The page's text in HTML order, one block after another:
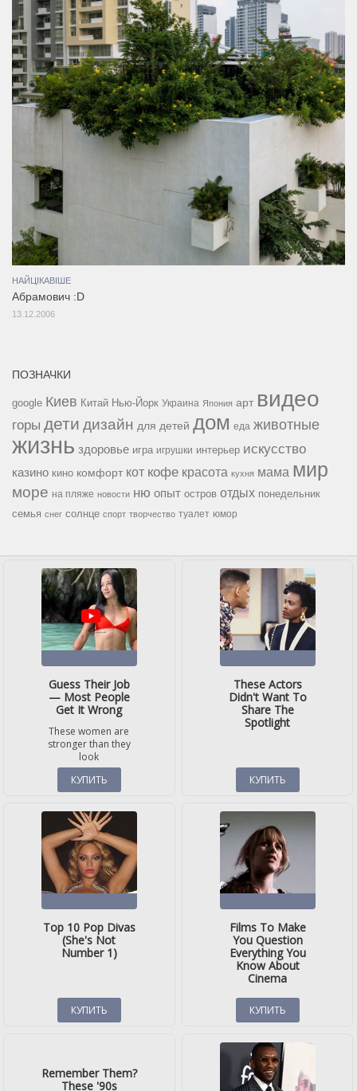
НАЙЦІКАВІШЕ
Абрамович :D
13.12.2006
ПОЗНАЧКИ
google Киев Китай Нью-Йорк Украина Япония арт видео
горы дети дизайн для детей дом еда животные
жизнь здоровье игра игрушки интерьер искусство
казино кино комфорт кот кофе красота кухня мама мир
море на пляже новости ню опыт остров отдых понедельник
семья снег солнце спорт творчество туалет юмор